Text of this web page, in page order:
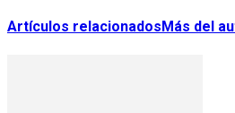
Artículos relacionados Más del